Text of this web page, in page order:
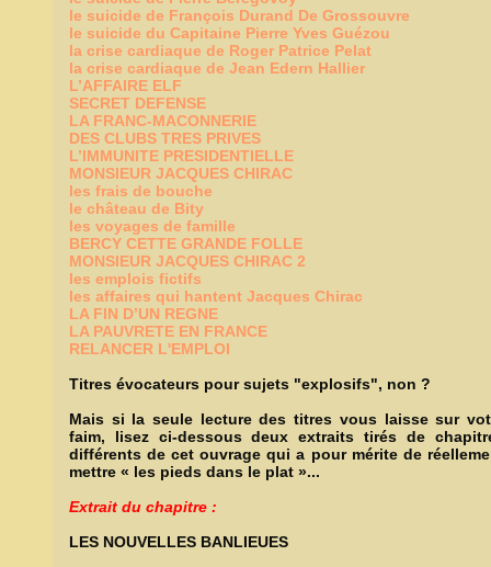
le suicide de François Durand De Grossouvre
le suicide du Capitaine Pierre Yves Guézou
la crise cardiaque de Roger Patrice Pelat
la crise cardiaque de Jean Edern Hallier
L’AFFAIRE ELF
SECRET DEFENSE
LA FRANC-MACONNERIE
DES CLUBS TRES PRIVES
L’IMMUNITE PRESIDENTIELLE
MONSIEUR JACQUES CHIRAC
les frais de bouche
le château de Bity
les voyages de famille
BERCY CETTE GRANDE FOLLE
MONSIEUR JACQUES CHIRAC 2
les emplois fictifs
les affaires qui hantent Jacques Chirac
LA FIN D’UN REGNE
LA PAUVRETE EN FRANCE
RELANCER L'EMPLOI
Titres évocateurs pour sujets "explosifs", non ?
Mais si la seule lecture des titres vous laisse sur
faim, lisez ci-dessous deux extraits tirés de
différents de cet ouvrage qui a pour mérite de
mettre « les pieds dans le plat »...
Extrait du chapitre :
LES NOUVELLES BANLIEUES